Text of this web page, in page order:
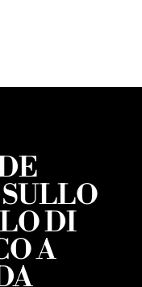
DI
A